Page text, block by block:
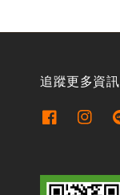
追蹤更多資訊